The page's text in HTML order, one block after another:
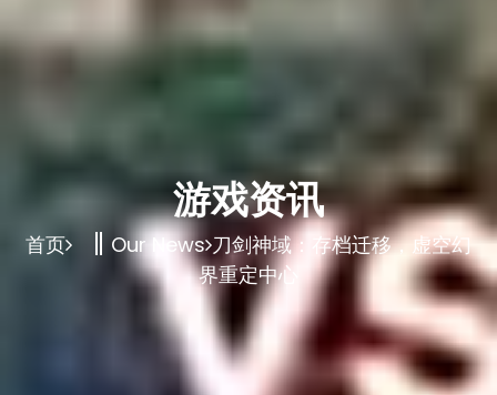
游戏资讯
首页 Our News 刀剑神域：存档迁移，虚空幻
界重定中心